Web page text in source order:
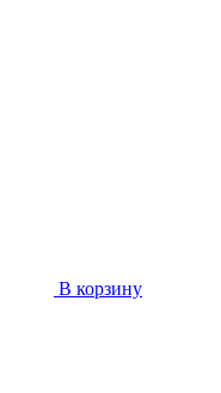
В корзину